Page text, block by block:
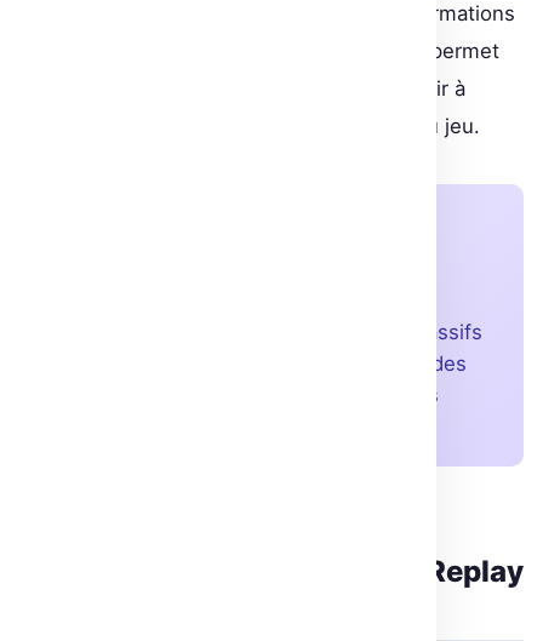
à diminuer la complexité sans perdre d’informations
capitales. Le stacking de plusieurs images permet
de capturer le mouvement et ainsi de fournir à
l’agent une vision plus complète de l’état du jeu.
s’adaptant ainsi à des espaces d’état massifs
comme les jeux Atari, rendant possible des
estimations robustes d’actions dans des
l’apprentissage : Experience Replay